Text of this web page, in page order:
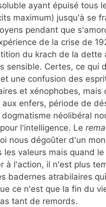
ayant épuisé tous
maximum) jusqu'à se
pendant que
de la crise de
du krach de la dette
sensible. Certes, ce qui
une confusion des
et xénophobes,
enfers, période de
néolibéral
l'intelligence. Le
nous dégoûter d'un
les valeurs mais quand
à l'action, il n'est plus
badernes atrabilaires
ce n'est que la fin du
tant de remords.